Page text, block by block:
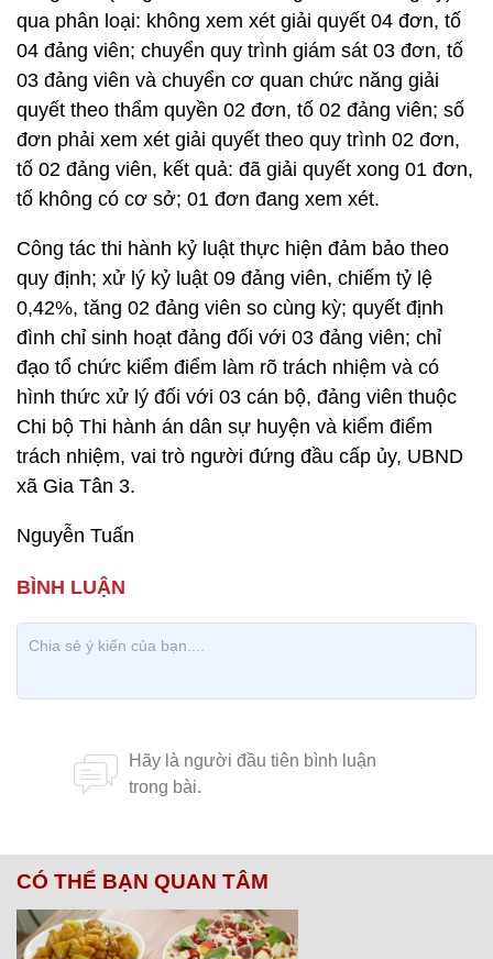
qua phân loại: không xem xét giải quyết 04 đơn, tố
04 đảng viên; chuyển quy trình giám sát 03 đơn, tố
03 đảng viên và chuyển cơ quan chức năng giải
quyết theo thẩm quyền 02 đơn, tố 02 đảng viên; số
đơn phải xem xét giải quyết theo quy trình 02 đơn,
tố 02 đảng viên, kết quả: đã giải quyết xong 01 đơn,
tố không có cơ sở; 01 đơn đang xem xét.
Công tác thi hành kỷ luật thực hiện đảm bảo theo
quy định; xử lý kỷ luật 09 đảng viên, chiếm tỷ lệ
0,42%, tăng 02 đảng viên so cùng kỳ; quyết định
đình chỉ sinh hoạt đảng đối với 03 đảng viên; chỉ
đạo tổ chức kiểm điểm làm rõ trách nhiệm và có
hình thức xử lý đối với 03 cán bộ, đảng viên thuộc
Chi bộ Thi hành án dân sự huyện và kiểm điểm
trách nhiệm, vai trò người đứng đầu cấp ủy, UBND
xã Gia Tân 3.
Nguyễn Tuấn
CÓ THỂ BẠN QUAN TÂM